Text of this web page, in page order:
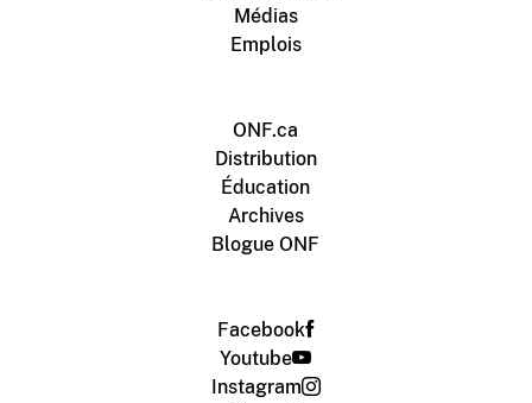
Médias
Emplois
ONF.ca
Distribution
Éducation
Archives
Blogue ONF
Facebook
Youtube
Instagram